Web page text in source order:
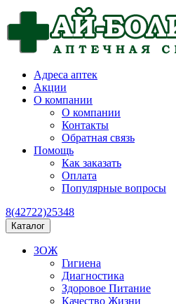
Адреса аптек
Акции
О компании
О компании
Контакты
Обратная связь
Помощь
Как заказать
Оплата
Популярные вопросы
8(42722)25348
Каталог
ЗОЖ
Гигиена
Диагностика
Здоровое Питание
Качество Жизни